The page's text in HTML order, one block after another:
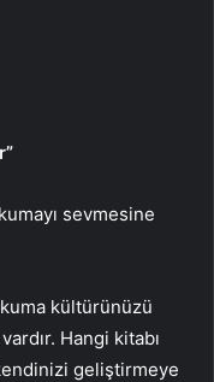
sevmesine
kültürünüzü
Hangi kitabı
geliştirmeye